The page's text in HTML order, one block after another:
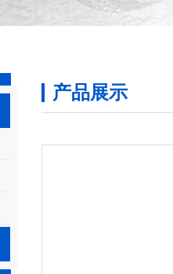
产品展示